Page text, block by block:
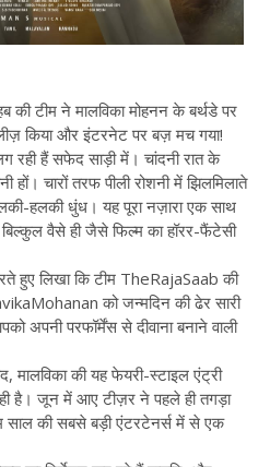
की टीम ने मालविका मोहनन के बर्थडे पर
किया और इंटरनेट पर बज़ मच गया!
रही हैं सफेद साड़ी में। चांदनी रात के
हों। चारों तरफ पीली रोशनी में झिलमिलाते
हलकी धुंध। यह पूरा नज़ारा एक साथ
वैसे ही जैसे फिल्म का हॉरर-फैंटेसी
हुए लिखा कि टीम TheRajaSaab की
को जन्मदिन की ढेर सारी
अपनी परफॉर्मेंस से दीवाना बनाने वाली
की यह फेयरी-स्टाइल एंट्री
है। जून में आए टीज़र ने पहले ही तगड़ा
साल की सबसे बड़ी एंटरटेनर्स में से एक